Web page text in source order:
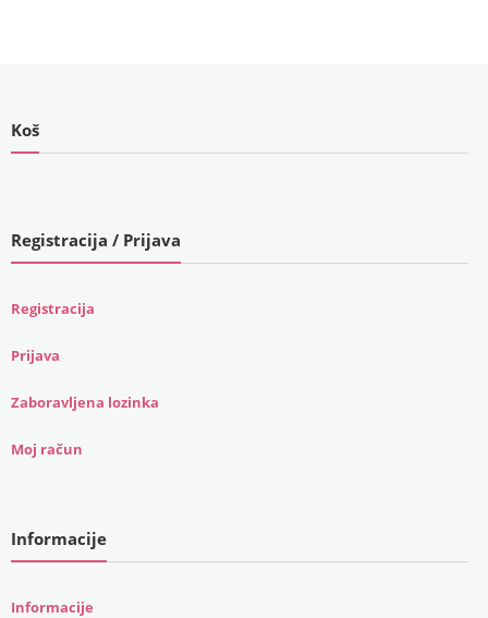
Koš
Registracija / Prijava
Registracija
Prijava
Zaboravljena lozinka
Moj račun
Informacije
Informacije